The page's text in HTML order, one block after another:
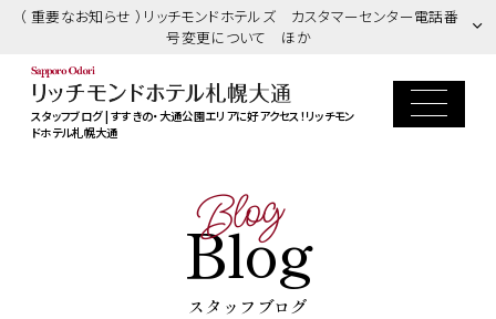
（ 重要なお知らせ ）リッチモンドホテルズ カスタマーセンター電話番
号変更について ほか
スタッフブログ | すすきの・大通公園エリアに好アクセス！リッチモン
ドホテル札幌大通
Blog
Blog
スタッフブログ